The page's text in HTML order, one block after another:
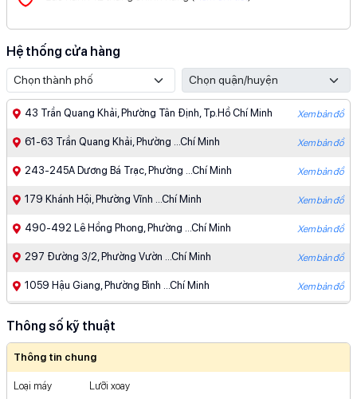
Hệ thống cửa hàng
43 Trần Quang Khải, Phường Tân Định, Tp.Hồ Chí Minh Xem bản đồ
61-63 Trần Quang Khải, Phường ...Chí Minh Xem bản đồ
243-245A Dương Bá Trạc, Phường ...Chí Minh Xem bản đồ
179 Khánh Hội, Phường Vĩnh ...Chí Minh Xem bản đồ
490-492 Lê Hồng Phong, Phường ...Chí Minh Xem bản đồ
297 Đường 3/2, Phường Vườn ...Chí Minh Xem bản đồ
1059 Hậu Giang, Phường Bình ...Chí Minh Xem bản đồ
383 Lê Trọng Tấn, Phường ...Chí Minh Xem bản đồ
910 Âu Cơ, Phường Tân ...Chí Minh Xem bản đồ
Thông số kỹ thuật
Thông tin chung
Loại máy Lưỡi xoay